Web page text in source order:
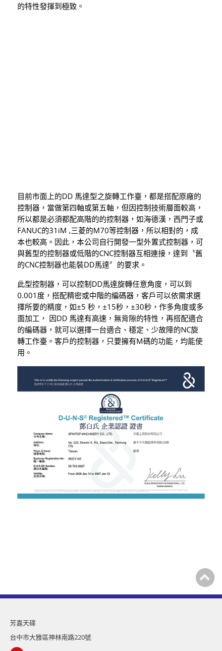
的特性發揮到極致。
目前市面上的DD 馬達型之旋轉工作臺，都是搭配原廠的
控制器，當做第四軸或第五軸，但因控制技術層面較高，
所以都是必須都配高階的的控制器，如海德漢，西門子或
FANUC的31iM ,三菱的M70等控制器，所以相對的，成
本也較高。因此，本公司自行開發一型外置式控制器，可
與舊型的控制器或低階的CNC控制器互相連接，達到〝舊
的CNC控制器也能裝DD馬達〞的要求。
此型控制器，可以控制DD馬達旋轉任意角度，可以到
0.001度，搭配精密或中階的編碼器，客戶可以依需求選
擇所要的精度，如±5 秒，±15秒，±30秒，作多角度或多
面加工， 因DD 馬達有高速，無背隙的特性，再搭配適合
的編碼器，就可以選擇一台適合、穩定、少故障的NC旋
轉工作臺。客戶的控制器，只要擁有M碼的功能，均能使
用。
芳嘉天碟
台中市大雅區神林南路220號